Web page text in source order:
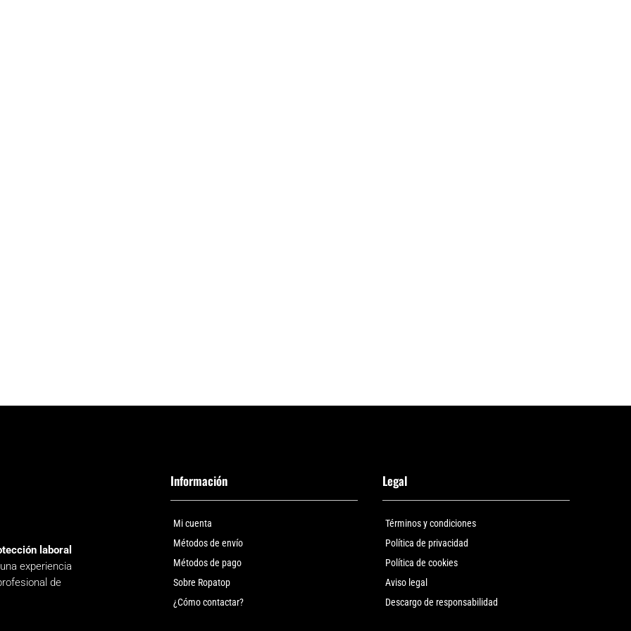
laboral
experiencia
de
Información
Mi cuenta
Métodos de envío
Métodos de pago
Sobre Ropatop
¿Cómo contactar?
Legal
Términos y condiciones
Política de privacidad
Política de cookies
Aviso legal
Descargo de responsabilidad